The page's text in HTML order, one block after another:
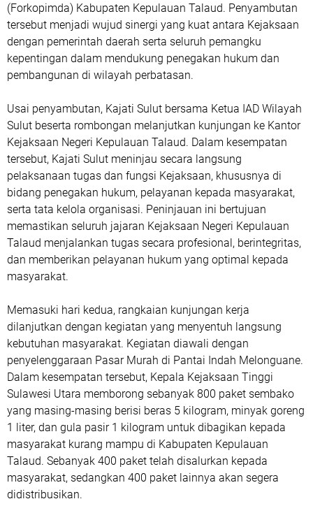
(Forkopimda) Kabupaten Kepulauan Talaud. Penyambutan
tersebut menjadi wujud sinergi yang kuat antara Kejaksaan
dengan pemerintah daerah serta seluruh pemangku
kepentingan dalam mendukung penegakan hukum dan
pembangunan di wilayah perbatasan.
Usai penyambutan, Kajati Sulut bersama Ketua IAD Wilayah
Sulut beserta rombongan melanjutkan kunjungan ke Kantor
Kejaksaan Negeri Kepulauan Talaud. Dalam kesempatan
tersebut, Kajati Sulut meninjau secara langsung
pelaksanaan tugas dan fungsi Kejaksaan, khususnya di
bidang penegakan hukum, pelayanan kepada masyarakat,
serta tata kelola organisasi. Peninjauan ini bertujuan
memastikan seluruh jajaran Kejaksaan Negeri Kepulauan
Talaud menjalankan tugas secara profesional, berintegritas,
dan memberikan pelayanan hukum yang optimal kepada
masyarakat.
Memasuki hari kedua, rangkaian kunjungan kerja
dilanjutkan dengan kegiatan yang menyentuh langsung
kebutuhan masyarakat. Kegiatan diawali dengan
penyelenggaraan Pasar Murah di Pantai Indah Melonguane.
Dalam kesempatan tersebut, Kepala Kejaksaan Tinggi
Sulawesi Utara memborong sebanyak 800 paket sembako
yang masing-masing berisi beras 5 kilogram, minyak goreng
1 liter, dan gula pasir 1 kilogram untuk dibagikan kepada
masyarakat kurang mampu di Kabupaten Kepulauan
Talaud. Sebanyak 400 paket telah disalurkan kepada
masyarakat, sedangkan 400 paket lainnya akan segera
didistribusikan.